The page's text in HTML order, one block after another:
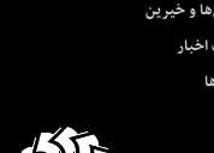
و خیرین